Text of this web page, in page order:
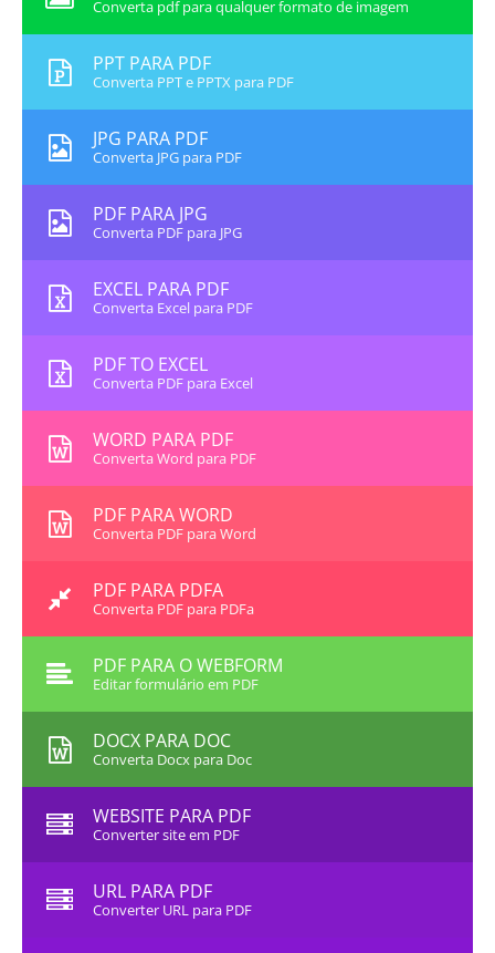
Converta pdf para qualquer formato de imagem
PPT PARA PDF
Converta PPT e PPTX para PDF
JPG PARA PDF
Converta JPG para PDF
PDF PARA JPG
Converta PDF para JPG
EXCEL PARA PDF
Converta Excel para PDF
PDF TO EXCEL
Converta PDF para Excel
WORD PARA PDF
Converta Word para PDF
PDF PARA WORD
Converta PDF para Word
PDF PARA PDFA
Converta PDF para PDFa
PDF PARA O WEBFORM
Editar formulário em PDF
DOCX PARA DOC
Converta Docx para Doc
WEBSITE PARA PDF
Converter site em PDF
URL PARA PDF
Converter URL para PDF